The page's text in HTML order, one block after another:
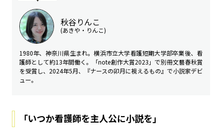
秋谷りんこ
(あきや・りんこ)
1980年、神奈川県生まれ。横浜市立大学看護短期大学部卒業後、看
護師として約13年間働く。「note創作大賞2023」で別冊文藝春秋賞
を受賞し、2024年5月、『ナースの卯月に視えるもの』で小説家デビ
ュー。
「いつか看護師を主人公に小説を」